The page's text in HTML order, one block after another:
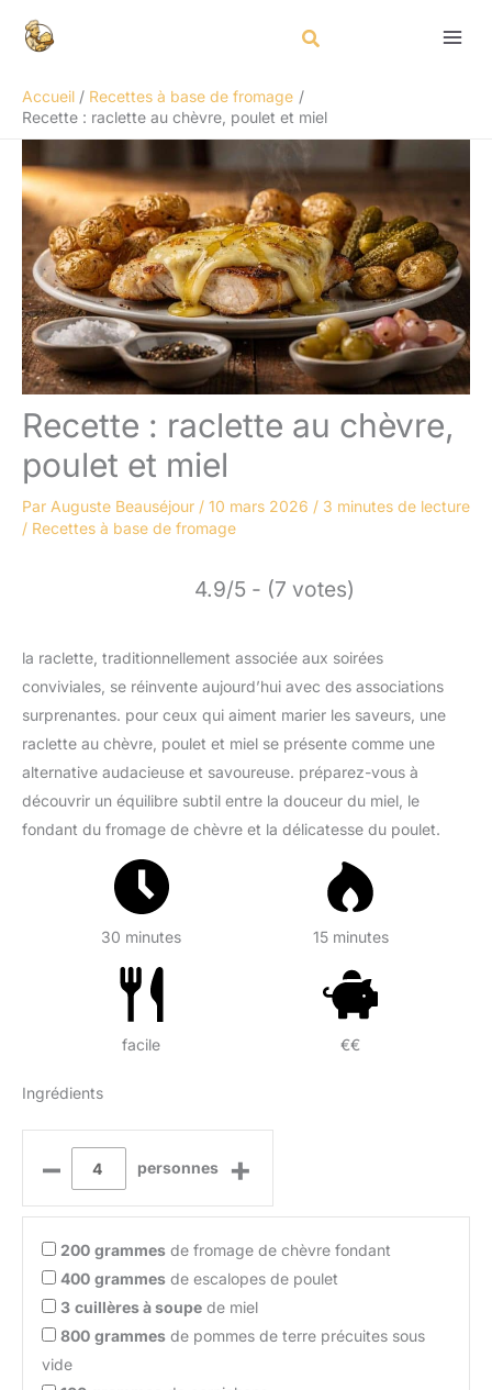
Accueil
Recettes à base de fromage
Recette : raclette au chèvre, poulet et miel
Recette : raclette au chèvre,
poulet et miel
Par Auguste Beauséjour / 10 mars 2026 / 3 minutes de lecture
/ Recettes à base de fromage
4.9/5 - (7 votes)
la raclette, traditionnellement associée aux soirées
conviviales, se réinvente aujourd’hui avec des associations
surprenantes. pour ceux qui aiment marier les saveurs, une
raclette au chèvre, poulet et miel se présente comme une
alternative audacieuse et savoureuse. préparez-vous à
découvrir un équilibre subtil entre la douceur du miel, le
fondant du fromage de chèvre et la délicatesse du poulet.
30 minutes 15 minutes
facile €€
Ingrédients
– personnes +
200 grammes de fromage de chèvre fondant
400 grammes de escalopes de poulet
3 cuillères à soupe de miel
800 grammes de pommes de terre précuites sous
vide